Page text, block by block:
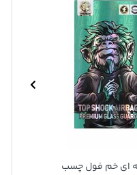
ای خم فول چسب